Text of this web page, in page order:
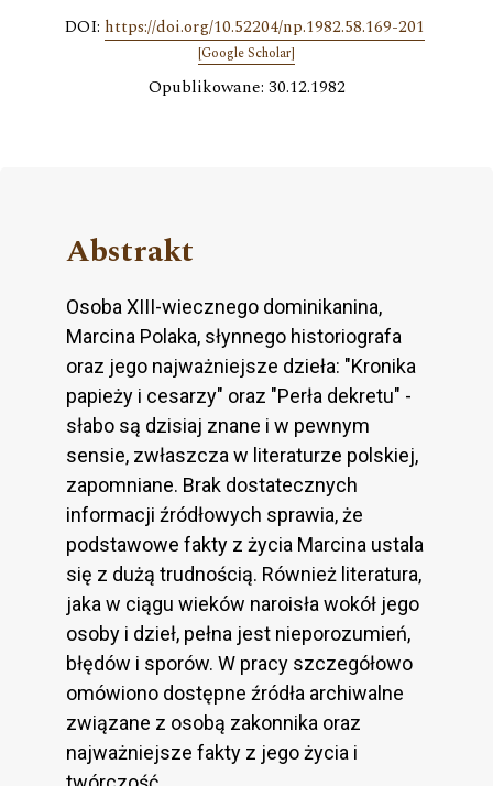
DOI: https://doi.org/10.52204/np.1982.58.169-201
[Google Scholar]
Opublikowane: 30.12.1982
Abstrakt
Osoba XIII-wiecznego dominikanina,
Marcina Polaka, słynne­go historiografa
oraz jego najważniejsze dzieła: "Kronika
papieży i cesarzy" oraz "Perła dekretu" -
słabo są dzisiaj znane i w pew­nym
sensie, zwłaszcza w literaturze polskiej,
zapomniane. Brak dostatecznych
informacji źródłowych sprawia, że
podstawowe fakty z życia Marcina ustala
się z dużą trudnością. Również litera­tura,
jaka w ciągu wieków naroisła wokół jego
osoby i dzieł, pełna jest nieporozumień,
błędów i sporów. W pracy szczegółowo
omówiono dostępne źródła archiwalne
związane z osobą zakonnika oraz
najważniejsze fakty z jego życia i